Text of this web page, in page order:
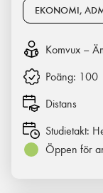
EKONOMI,
Komvux –
Poäng: 100
Distans
Studietakt:
Öppen för